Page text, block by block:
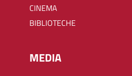
CINEMA
BIBLIOTECHE
MEDIA